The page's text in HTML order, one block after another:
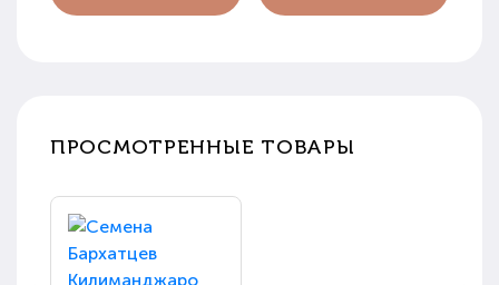
ПРОСМОТРЕННЫЕ ТОВАРЫ